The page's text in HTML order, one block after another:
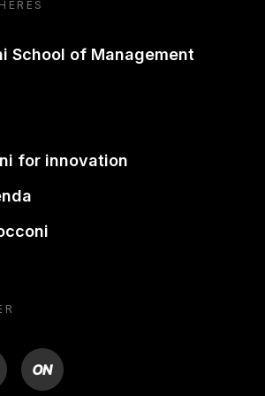
School of Management
for innovation
ON